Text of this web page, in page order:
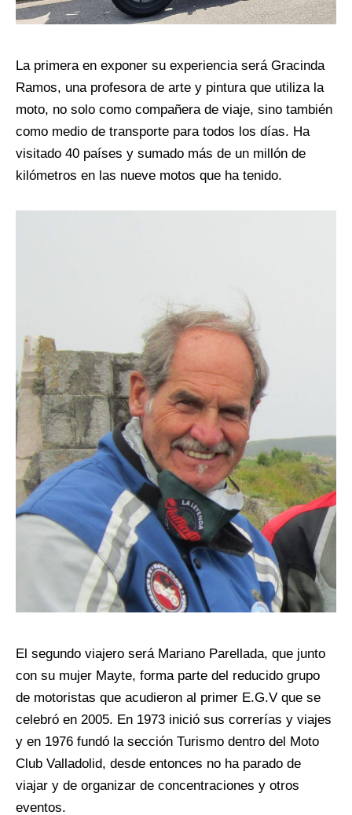
La primera en exponer su experiencia será Gracinda
Ramos, una profesora de arte y pintura que utiliza la
moto, no solo como compañera de viaje, sino también
como medio de transporte para todos los días. Ha
visitado 40 países y sumado más de un millón de
kilómetros en las nueve motos que ha tenido.
El segundo viajero será Mariano Parellada, que junto
con su mujer Mayte, forma parte del reducido grupo
de motoristas que acudieron al primer E.G.V que se
celebró en 2005. En 1973 inició sus correrías y viajes
y en 1976 fundó la sección Turismo dentro del Moto
Club Valladolid, desde entonces no ha parado de
viajar y de organizar de concentraciones y otros
eventos.